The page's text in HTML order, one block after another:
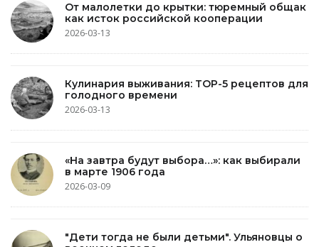
От малолетки до крытки: тюремный общак
как исток российской кооперации
2026-03-13
Кулинария выживания: TOP-5 рецептов для
голодного времени
2026-03-13
«На завтра будут выбора…»: как выбирали
в марте 1906 года
2026-03-09
"Дети тогда не были детьми". Ульяновцы о